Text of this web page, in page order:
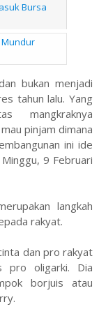
Bursa
bukan menjadi
tahun lalu. Yang
mangkraknya
pinjam dimana
ini ide
9 Februari
langkah
rakyat.
dan pro rakyat
pro oligarki. Dia
borjuis atau